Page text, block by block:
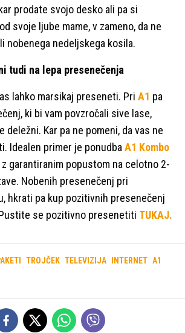
prodate svojo desko ali pa si
svoje ljube mame, v zameno, da ne
nobenega nedeljskega kosila.
tudi na lepa presenečenja
lahko marsikaj preseneti. Pri A1 pa
ki bi vam povzročali sive lase,
deležni. Kar pa ne pomeni, da vas ne
Idealen primer je ponudbaA1 Kombo
garantiranim popustom na celotno 2-
Nobenih presenečenj pri
hkrati pa kup pozitivnih presenečenj
se pozitivno presenetiti TUKAJ.
TROJČEK TELEVIZIJA INTERNET A1